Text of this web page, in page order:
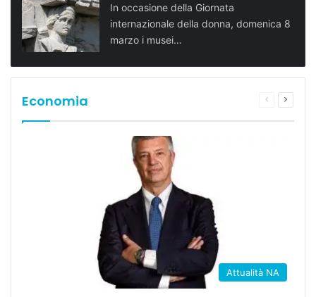
In occasione della Giornata
internazionale della donna, domenica 8
marzo i musei…
Economia
Pagina
Attualità NA